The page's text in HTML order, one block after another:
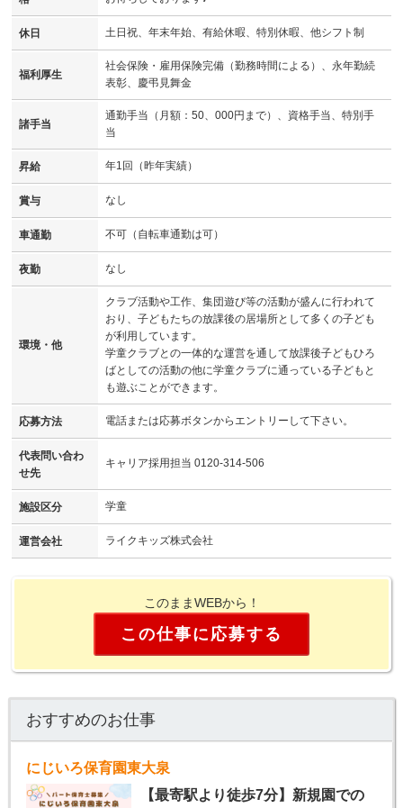
休日 土日祝、年末年始、有給休暇、特別休暇、他シフト制
福利厚生
社会保険・雇用保険完備（勤務時間による）、永年勤続
表彰、慶弔見舞金
諸手当
通勤手当（月額：50、000円まで）、資格手当、特別手
当
昇給 年1回（昨年実績）
賞与 なし
車通勤 不可（自転車通勤は可）
夜勤 なし
環境・他
クラブ活動や工作、集団遊び等の活動が盛んに行われて
おり、子どもたちの放課後の居場所として多くの子ども
が利用しています。
学童クラブとの一体的な運営を通して放課後子どもひろ
ばとしての活動の他に学童クラブに通っている子どもと
も遊ぶことができます。
応募方法 電話または応募ボタンからエントリーして下さい。
代表問い合わ
せ先
キャリア採用担当 0120-314-506
施設区分 学童
運営会社 ライクキッズ株式会社
このままWEBから！
この仕事に応募する
おすすめのお仕事
にじいろ保育園東大泉
【最寄駅より徒歩7分】新規園での